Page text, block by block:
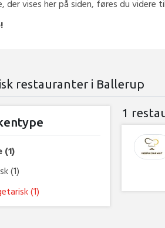
der vises her på siden, føres du
restauranter i Ballerup
(1)
(1)
(1)
1